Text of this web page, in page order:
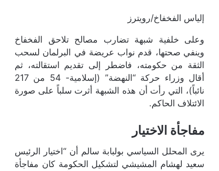
إلياس الفخفاخ/رويترز
وعلى خلفية شبهة تضارب مصالح تلاحق الفخفاخ
وينفي صحتها، قدم نواب عريضة في البرلمان لسحب
الثقة من حكومته، فاضطر إلى تقديم استقالته، ثم
أقال وزراء حركة “النهضة” (إسلامية- 54 من 217
نائباً)، التي رأت أن هذه الشبهة أثرت سلباً على صورة
الائتلاف الحاكم.
مفاجأة الاختيار
يرى المحلل السياسي بولبابة سالم أن “اختيار الرئيس
سعيد لهشام المشيشي لتشكيل الحكومة كان مفاجأة